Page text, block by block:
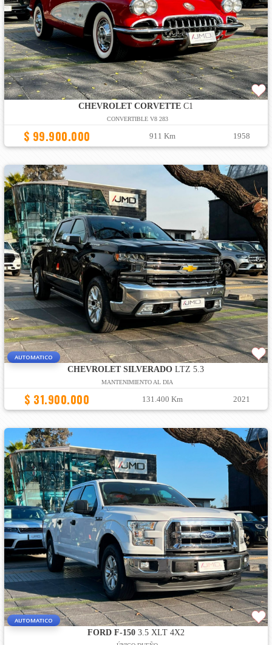
CHEVROLET CORVETTE C1
CONVERTIBLE V8 283
$ 99.900.000 911 Km 1958
AUTOMATICO
CHEVROLET SILVERADO LTZ 5.3
MANTENIMIENTO AL DIA
$ 31.900.000 131.400 Km 2021
AUTOMATICO
FORD F-1503.5 XLT 4X2